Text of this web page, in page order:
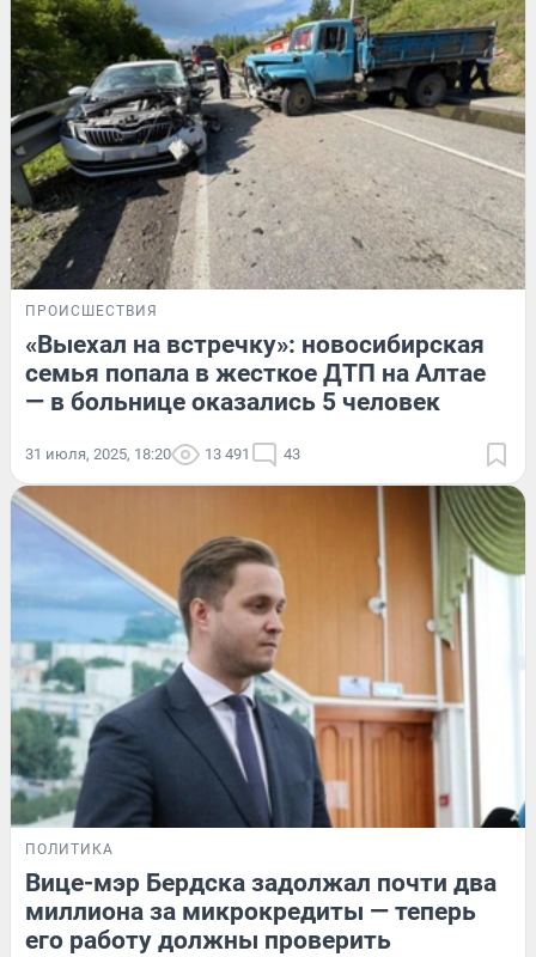
ПРОИСШЕСТВИЯ
«Выехал на встречку»: новосибирская
семья попала в жесткое ДТП на Алтае
— в больнице оказались 5 человек
31 июля, 2025, 18:20 13 491 43
ПОЛИТИКА
Вице-мэр Бердска задолжал почти два
миллиона за микрокредиты — теперь
его работу должны проверить